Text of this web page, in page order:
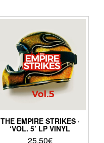
THE EMPIRE STRIKES ·
‘VOL. 5’ LP VINYL
25,50€